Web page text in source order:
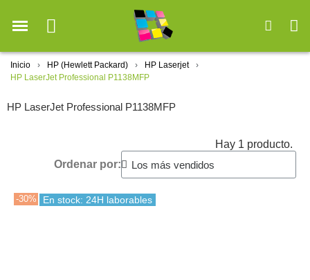
Inicio HP (Hewlett Packard)
HP Laserjet
HP LaserJet Professional P1138MFP
HP LaserJet Professional P1138MFP
Hay 1 producto.
Ordenar por:
-30% En stock: 24H laborables